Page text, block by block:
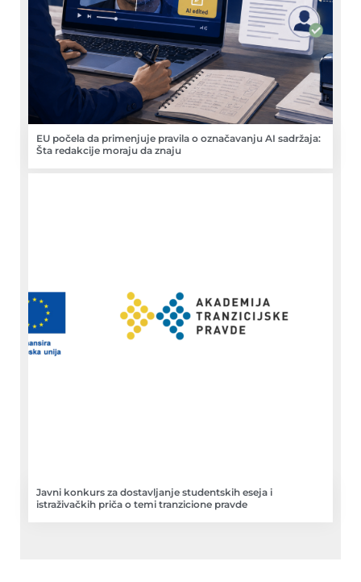
EU počela da primenjuje pravila o označavanju AI sadržaja:
Šta redakcije moraju da znaju
Javni konkurs za dostavljanje studentskih eseja i
istraživačkih priča o temi tranzicione pravde